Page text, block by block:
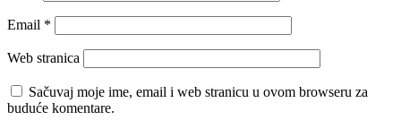
Email *
Web stranica
Sačuvaj moje ime, email i web stranicu u ovom browseru za
buduće komentare.